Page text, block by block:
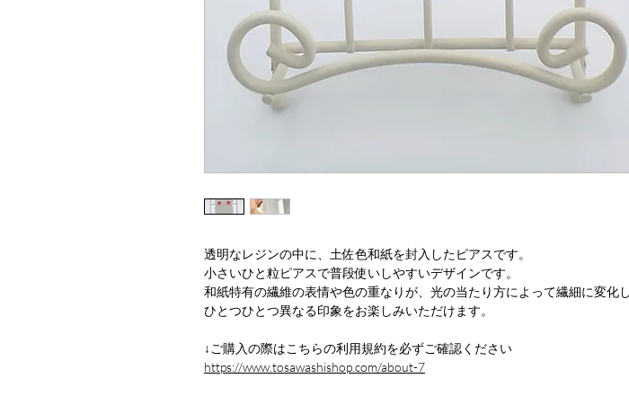
透明なレジンの中に、土佐色和紙を封入したピアスです。
小さいひと粒ピアスで普段使いしやすいデザインです。
和紙特有の繊維の表情や色の重なりが、光の当たり方によって繊細に変化し
ひとつひとつ異なる印象をお楽しみいただけます。
↓ご購入の際はこちらの利用規約を必ずご確認ください
https://www.tosawashishop.com/about-7